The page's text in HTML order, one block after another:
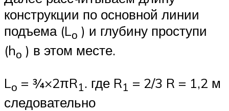
конструкции по основной линии
подъема (Lо ) и глубину проступи
(hо ) в этом месте.
Lо = ¾×2πR1. где R1 = 2/3 R = 1,2 м
следовательно